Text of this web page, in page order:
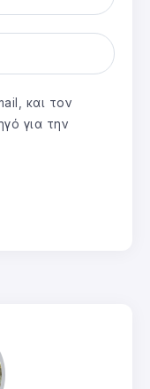
και τον
για την